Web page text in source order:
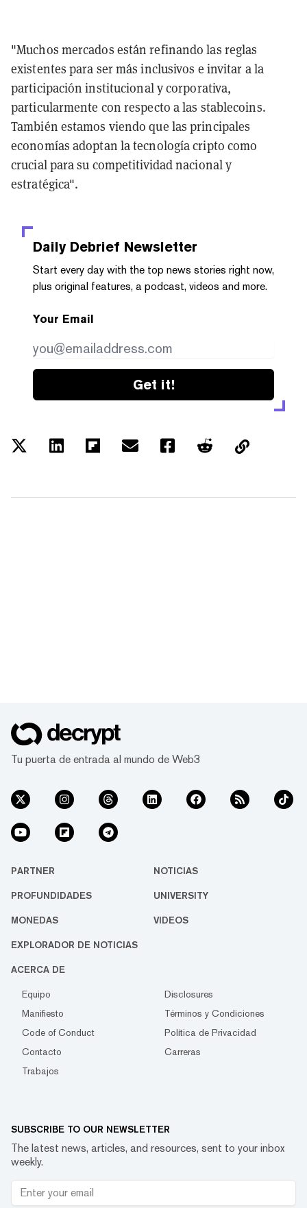
"Muchos mercados están refinando las reglas
existentes para ser más inclusivos e invitar a la
participación institucional y corporativa,
particularmente con respecto a las stablecoins.
También estamos viendo que las principales
economías adoptan la tecnología cripto como
crucial para su competitividad nacional y
estratégica".
Daily Debrief Newsletter
Start every day with the top news stories right now,
plus original features, a podcast, videos and more.
Your Email
Get it!
Tu puerta de entrada al mundo de Web3
PARTNER NOTICIAS
PROFUNDIDADES UNIVERSITY
MONEDAS VIDEOS
EXPLORADOR DE NOTICIAS
ACERCA DE
Equipo
Disclosures
Manifiesto
Términos y Condiciones
Code of Conduct
Política de Privacidad
Contacto
Carreras
Trabajos
SUBSCRIBE TO OUR NEWSLETTER
The latest news, articles, and resources, sent to your inbox
weekly.